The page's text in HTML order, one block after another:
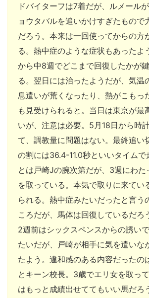
ドバイターフは7着だが、ルメール
ョウタバルを追いかけすぎたもので
だろう。本来は一回使ってからの方
る。熱中症のような症状もあったよ
から中8週でどこまで回復したかが
る。翌日には治ったようだが、気温
息遣いが荒くなったり、熱がこもっ
も見受けられると。当日は東京が最
いが、注意は必要。5月18日から時
て、調教量に問題はない。最終追い
の割には36.4-11.0秒といいタイムで
とは戸崎Jの腕次第だが、3週にわた
を取っている。本気で取りに来てい
られる。熱中症みたいだったと言う
ころだが、馬体は回復しているだろ
2週前はシックスペンスからの誘い
たいだが、戸崎が相手に気を遣いな
たよう。違和感のある内容だったの
とキーン校長。3歳でエリ女を取っ
はもっと成績出せててもいい馬だろ